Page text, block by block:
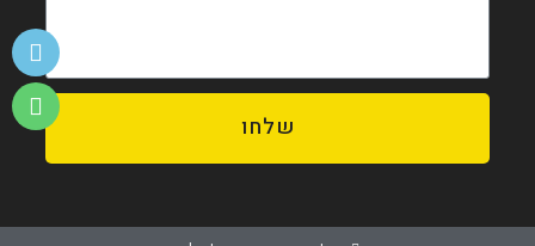
שלחו